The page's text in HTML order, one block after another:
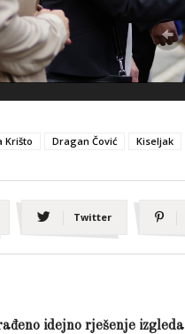
Krišto Dragan Čović Kiseljak
Twitter
idejno rješenje izgleda